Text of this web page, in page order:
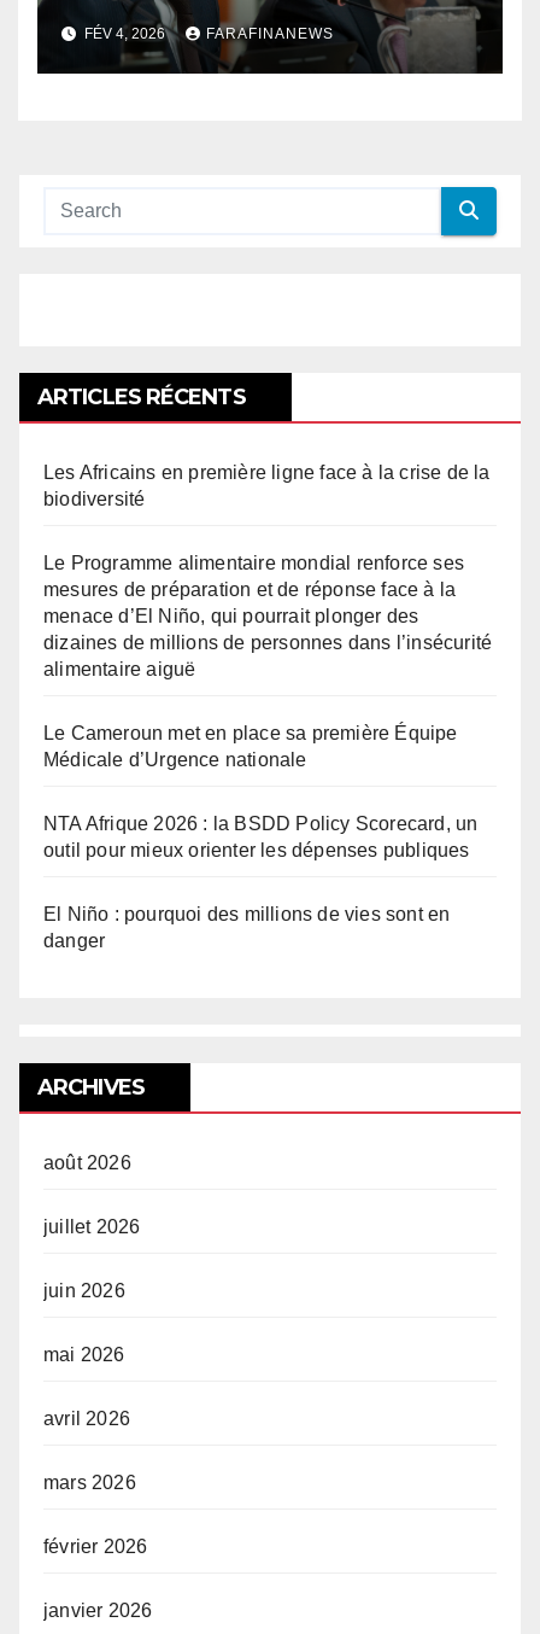
palestinien
FÉV 4, 2026 FARAFINANEWS
ARTICLES RÉCENTS
Les Africains en première ligne face à la crise de la
biodiversité
Le Programme alimentaire mondial renforce ses
mesures de préparation et de réponse face à la
menace d’El Niño, qui pourrait plonger des
dizaines de millions de personnes dans l’insécurité
alimentaire aiguë
Le Cameroun met en place sa première Équipe
Médicale d’Urgence nationale
NTA Afrique 2026 : la BSDD Policy Scorecard, un
outil pour mieux orienter les dépenses publiques
El Niño : pourquoi des millions de vies sont en
danger
ARCHIVES
août 2026
juillet 2026
juin 2026
mai 2026
avril 2026
mars 2026
février 2026
janvier 2026